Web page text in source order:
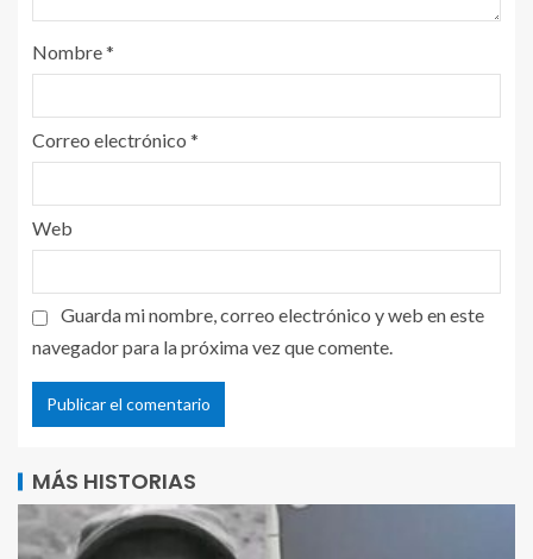
Nombre*
Correo electrónico *
Web
Guarda mi nombre, correo electrónico y web en este
navegador para la próxima vez que comente.
MÁS HISTORIAS